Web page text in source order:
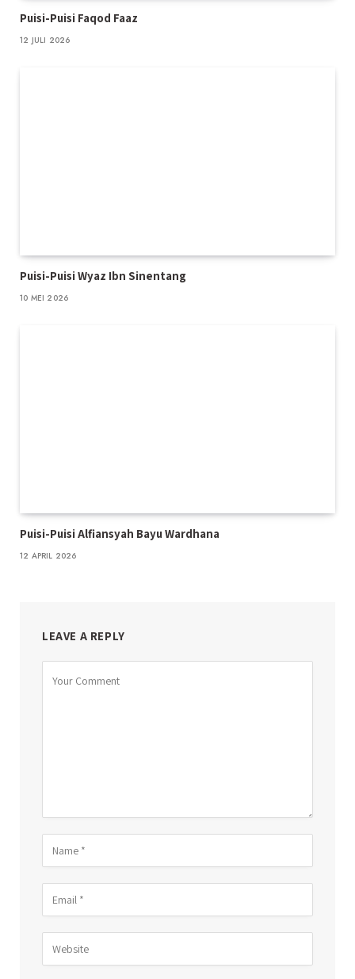
Puisi-Puisi Faqod Faaz
12 JULI 2026
Puisi-Puisi Wyaz Ibn Sinentang
10 MEI 2026
Puisi-Puisi Alfiansyah Bayu Wardhana
12 APRIL 2026
LEAVE A REPLY